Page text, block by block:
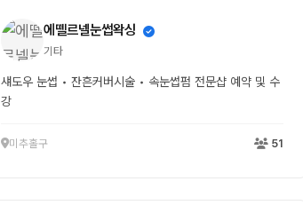
에뗄르넬눈썹왁싱
기타
섀도우 눈썹 • 잔흔커버시술 • 속눈썹펌 전문샵 예약 및 수
강
미추홀구 51